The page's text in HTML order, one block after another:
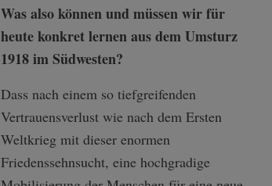
Was also können und müssen wir für
heute konkret lernen aus dem Umsturz
1918 im Südwesten?
Dass nach einem so tiefgreifenden
Vertrauensverlust wie nach dem Ersten
Weltkrieg mit dieser enormen
Friedenssehnsucht, eine hochgradige